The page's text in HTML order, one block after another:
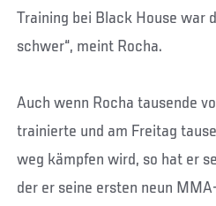
Training bei Black House war
schwer“, meint Rocha.
Auch wenn Rocha tausende
trainierte und am Freitag
weg kämpfen wird, so hat er
der er seine ersten neun